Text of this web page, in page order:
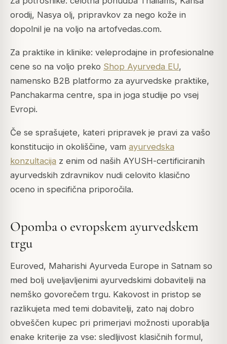
orodij, Nasya olj, pripravkov za nego kože in
dopolnil je na voljo na artofvedas.com.
Za praktike in klinike: veleprodajne in profesionalne
cene so na voljo preko Shop Ayurveda EU,
namensko B2B platformo za ayurvedske praktike,
Panchakarma centre, spa in joga studije po vsej
Evropi.
Če se sprašujete, kateri pripravek je pravi za vašo
konstitucijo in okoliščine, vam ayurvedska
konzultacija z enim od naših AYUSH-certificiranih
ayurvedskih zdravnikov nudi celovito klasično
oceno in specifična priporočila.
Opomba o evropskem ayurvedskem
trgu
Euroved, Maharishi Ayurveda Europe in Satnam so
med bolj uveljavljenimi ayurvedskimi dobavitelji na
nemško govorečem trgu. Kakovost in pristop se
razlikujeta med temi dobavitelji, zato naj dobro
obveščen kupec pri primerjavi možnosti uporablja
enake kriterije za vse: sledljivost klasičnih formul,